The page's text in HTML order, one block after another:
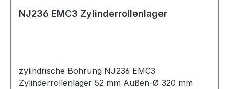
NJ236 EMC3 Zylinderrollenlager
zylindrische Bohrung NJ236 EMC3
Zylinderrollenlager 52 mm Außen-Ø 320 mm